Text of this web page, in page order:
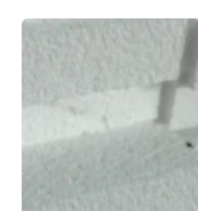
Questo
opzioni
che
possono
essere